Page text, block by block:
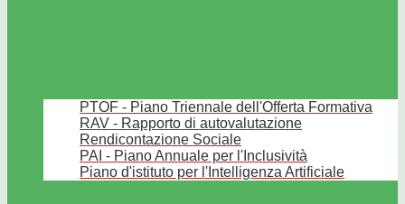
PTOF - Piano Triennale dell'Offerta Formativa
RAV - Rapporto di autovalutazione
Rendicontazione Sociale
PAI - Piano Annuale per l'Inclusività
Piano d'istituto per l'Intelligenza Artificiale